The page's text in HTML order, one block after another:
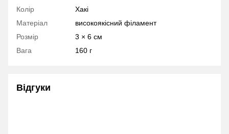
Колір
Хакі
Матеріал
високоякісний філамент
Розмір
3 × 6 см
Вага
160 г
Відгуки